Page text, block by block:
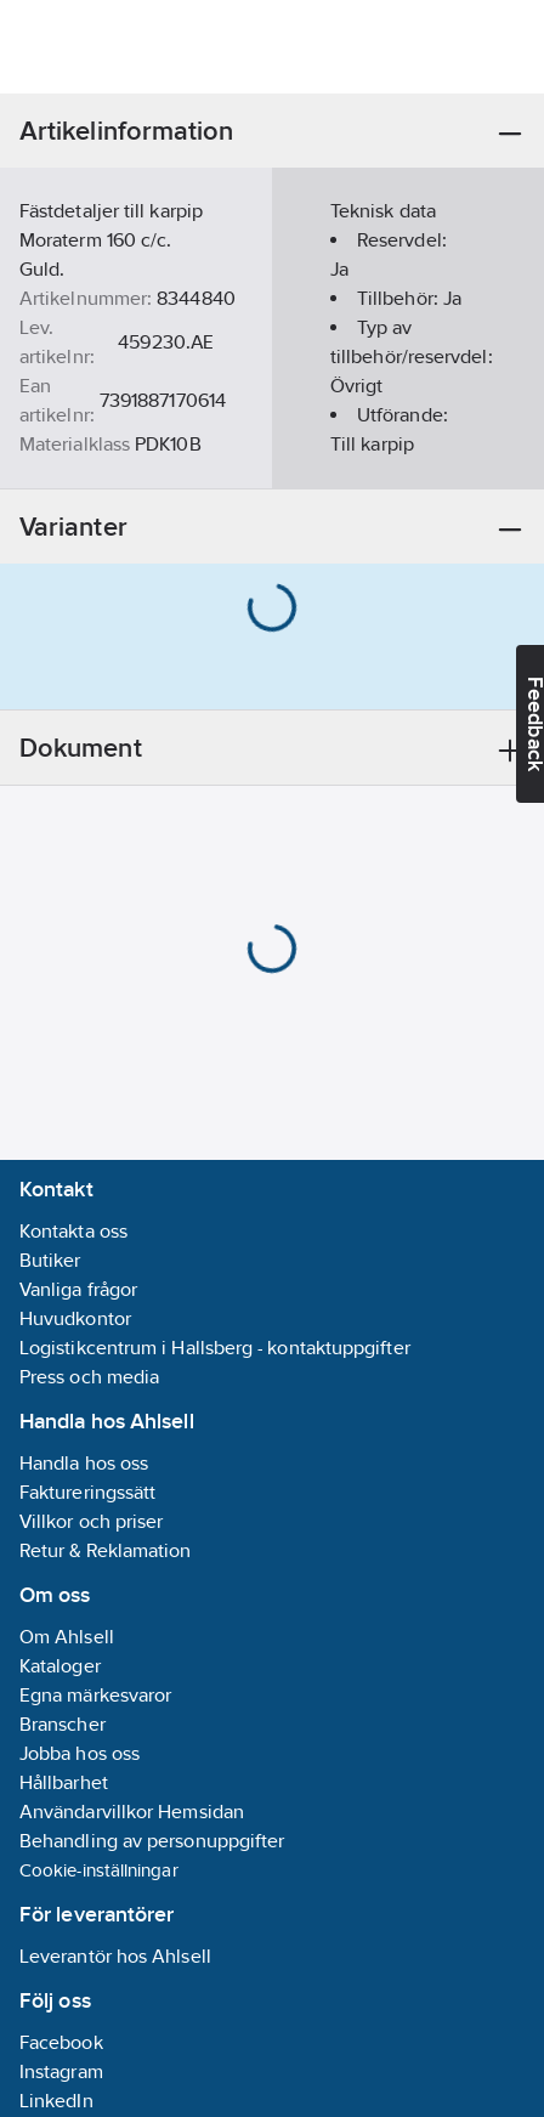
Artikelinformation
Fästdetaljer till karpip
Moraterm 160 c/c.
Guld.
Artikelnummer: 8344840
Lev.
artikelnr:
459230.AE
Ean
artikelnr:
7391887170614
Materialklass PDK10B
Teknisk data
Reservdel:
Ja
Tillbehör: Ja
Typ av
tillbehör/reservdel:
Övrigt
Utförande:
Till karpip
kandidatämnen:
REACH
Varianter
Dokument
Kontakt
Kontakta oss
Butiker
Vanliga frågor
Huvudkontor
Logistikcentrum i Hallsberg - kontaktuppgifter
Press och media
Handla hos Ahlsell
Handla hos oss
Faktureringssätt
Villkor och priser
Retur & Reklamation
Om oss
Om Ahlsell
Kataloger
Egna märkesvaror
Branscher
Jobba hos oss
Hållbarhet
Användarvillkor Hemsidan
Behandling av personuppgifter
Cookie-inställningar
För leverantörer
Leverantör hos Ahlsell
Följ oss
Facebook
Instagram
LinkedIn